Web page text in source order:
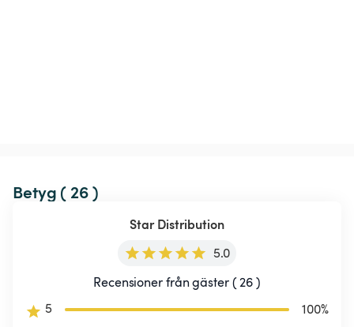
Betyg ( 26 )
Star Distribution
5.0
Recensioner från gäster ( 26 )
5
100%